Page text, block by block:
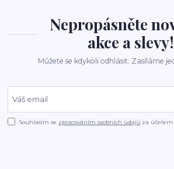
Nepropásněte
akce a slevy!
Můžete se kdykoli odhlásit. Zasíláme
Souhlasím se zpracováním osobních údajů za účelem